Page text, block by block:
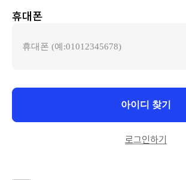
휴대폰
아이디 찾기
로그인하기